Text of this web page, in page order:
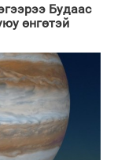
Будаас
өнгөтэй